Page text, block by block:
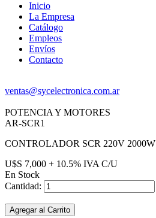
Inicio
La Empresa
Catálogo
Empleos
Envíos
Contacto
ventas@sycelectronica.com.ar
POTENCIA Y MOTORES
AR-SCR1
CONTROLADOR SCR 220V 2000W
U$S 7,000 + 10.5% IVA C/U
En Stock
Cantidad:
Agregar al Carrito